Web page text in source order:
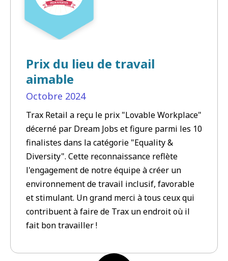
Prix du lieu de travail
aimable
Octobre 2024
Trax Retail a reçu le prix "Lovable Workplace"
décerné par Dream Jobs et figure parmi les 10
finalistes dans la catégorie "Equality &
Diversity". Cette reconnaissance reflète
l'engagement de notre équipe à créer un
environnement de travail inclusif, favorable
et stimulant. Un grand merci à tous ceux qui
contribuent à faire de Trax un endroit où il
fait bon travailler !